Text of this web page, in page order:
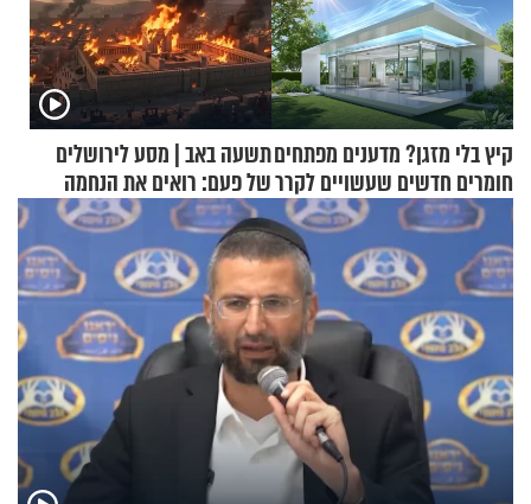
קיץ בלי מזגן? מדענים מפתחים
חומרים חדשים שעשויים לקרר
בתים
תשעה באב | מסע לירושלים
של פעם: רואים את הנחמה